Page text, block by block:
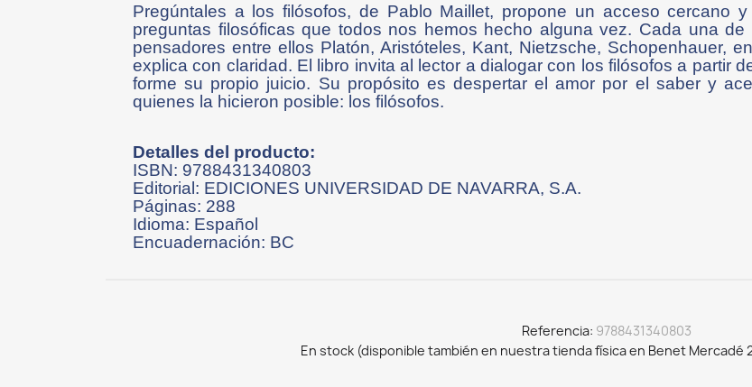
Pregúntales a los filósofos, de Pablo Maillet, propone un acceso cercano
preguntas filosóficas que todos nos hemos hecho alguna vez. Cada una
pensadores entre ellos Platón, Aristóteles, Kant, Nietzsche, Schopenhauer,
explica con claridad. El libro invita al lector a dialogar con los filósofos a partir
forme su propio juicio. Su propósito es despertar el amor por el saber y
quienes la hicieron posible: los filósofos.
Detalles del producto:
ISBN: 9788431340803
Editorial: EDICIONES UNIVERSIDAD DE NAVARRA, S.A.
Páginas: 288
Idioma: Español
Encuadernación: BC
Referencia 9788431340803
En stock (disponible también en nuestra tienda física en Benet Mercadé